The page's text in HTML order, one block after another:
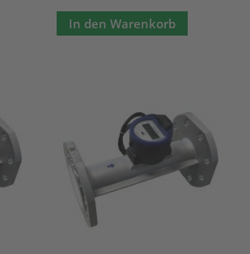
In den Warenkorb